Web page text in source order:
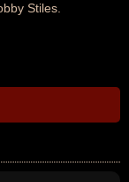
Stiles.